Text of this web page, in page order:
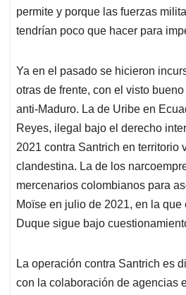
permite y porque las fuerzas
tendrían poco que hacer para
Ya en el pasado se hicieron
otras de frente, con el visto
anti-Maduro. La de Uribe en
Reyes, ilegal bajo el derecho
2021 contra Santrich en territorio
clandestina. La de los
mercenarios colombianos para
Moïse en julio de 2021, en la
Duque sigue bajo
La operación contra Santrich es
con la colaboración de agencias